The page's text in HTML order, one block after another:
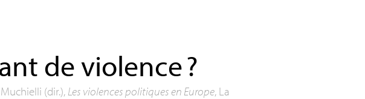
de violence?
(dir.), Les violences politiques en Europe, La